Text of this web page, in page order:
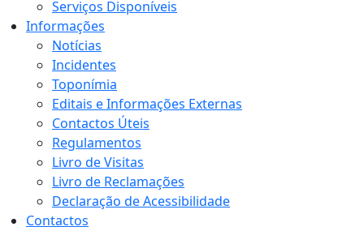
Serviços Disponíveis
Informações
Notícias
Incidentes
Toponímia
Editais e Informações Externas
Contactos Úteis
Regulamentos
Livro de Visitas
Livro de Reclamações
Declaração de Acessibilidade
Contactos